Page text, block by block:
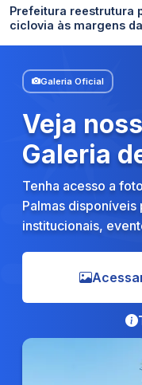
Prefeitura reestrutura
ciclovia às margens
Galeria Oficial
Veja
Galeria
Tenha acesso a
Palmas disponíveis
institucionais,